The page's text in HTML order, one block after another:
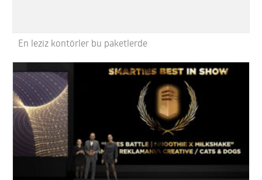
En leziz kontörler bu paketlerde